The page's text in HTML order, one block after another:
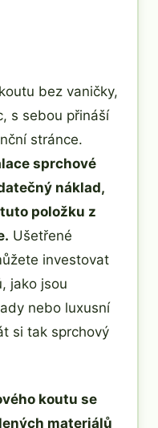
bez vaničky,
s sebou přináší
stránce.
sprchové
náklad,
položku z
Ušetřené
investovat
jako jsou
nebo luxusní
si tak sprchový
koutu se
materiálů